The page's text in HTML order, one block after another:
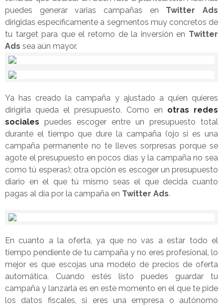
puedes generar varias campañas en Twitter Ads
dirigidas específicamente a segmentos muy concretos de
tu target para que el retorno de la inversión en Twitter
Ads sea aún mayor.
Ya has creado la campaña y ajustado a quien quieres
dirigirla queda el presupuesto. Como en otras redes
sociales puedes escoger entre un presupuesto total
durante el tiempo que dure la campaña (ojo si es una
campaña permanente no te lleves sorpresas porque se
agote el presupuesto en pocos días y la campaña no sea
como tú esperas); otra opción es escoger un presupuesto
diario en el que tú mismo seas el que decida cuanto
pagas al día por la campaña en Twitter Ads.
En cuanto a la oferta, ya que no vas a estar todo el
tiempo pendiente de tu campaña y no eres profesional, lo
mejor es que escojas una modelo de precios de oferta
automática. Cuando estés listo puedes guardar tu
campaña y lanzarla es en este momento en el que te pide
los datos fiscales, si eres una empresa o autónomo